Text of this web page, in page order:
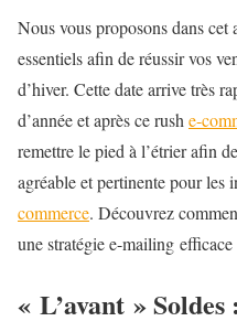
Nous vous proposons dans
essentiels afin de réussir vos
d’hiver. Cette date arrive très
d’année et après ce rushe-
remettre le pied à l’étrier afin
agréable et pertinente pour les
commerce. Découvrez
une stratégie e-mailing efficace
« L’avant »